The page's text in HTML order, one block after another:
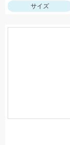
サイズ